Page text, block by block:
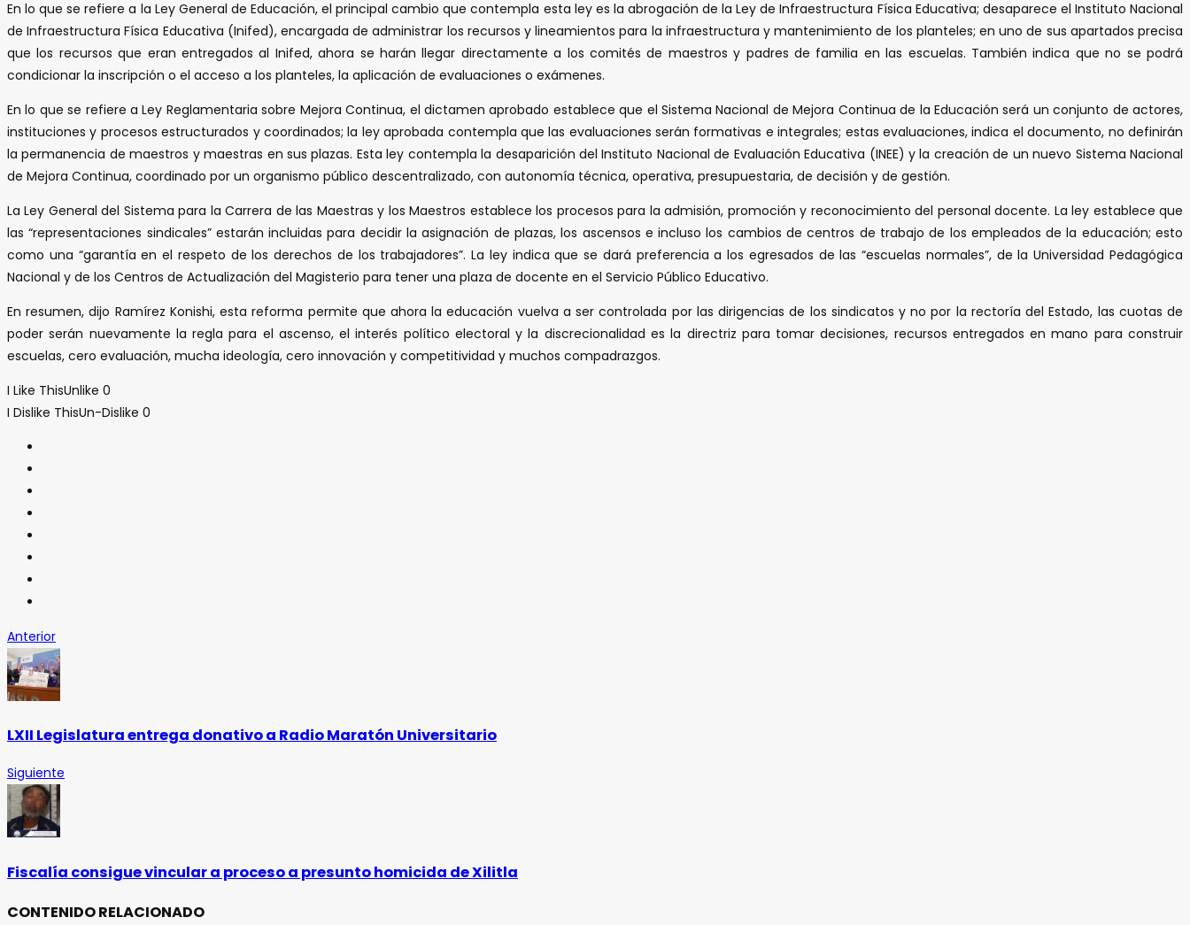
En lo que se refiere a la Ley General de Educación, el principal cambio que contempla esta ley es la abrogación de la Ley de Infraestructura Física Educativa; desaparece el Instituto Nacional
de Infraestructura Física Educativa (Inifed), encargada de administrar los recursos y lineamientos para la infraestructura y mantenimiento de los planteles; en uno de sus apartados precisa
que los recursos que eran entregados al Inifed, ahora se harán llegar directamente a los comités de maestros y padres de familia en las escuelas. También indica que no se podrá
condicionar la inscripción o el acceso a los planteles, la aplicación de evaluaciones o exámenes.
En lo que se refiere a Ley Reglamentaria sobre Mejora Continua, el dictamen aprobado establece que el Sistema Nacional de Mejora Continua de la Educación será un conjunto de actores,
instituciones y procesos estructurados y coordinados; la ley aprobada contempla que las evaluaciones serán formativas e integrales; estas evaluaciones, indica el documento, no definirán
la permanencia de maestros y maestras en sus plazas. Esta ley contempla la desaparición del Instituto Nacional de Evaluación Educativa (INEE) y la creación de un nuevo Sistema Nacional
de Mejora Continua, coordinado por un organismo público descentralizado, con autonomía técnica, operativa, presupuestaria, de decisión y de gestión.
La Ley General del Sistema para la Carrera de las Maestras y los Maestros establece los procesos para la admisión, promoción y reconocimiento del personal docente. La ley establece que
las “representaciones sindicales” estarán incluidas para decidir la asignación de plazas, los ascensos e incluso los cambios de centros de trabajo de los empleados de la educación; esto
como una “garantía en el respeto de los derechos de los trabajadores”. La ley indica que se dará preferencia a los egresados de las “escuelas normales”, de la Universidad Pedagógica
Nacional y de los Centros de Actualización del Magisterio para tener una plaza de docente en el Servicio Público Educativo.
En resumen, dijo Ramírez Konishi, esta reforma permite que ahora la educación vuelva a ser controlada por las dirigencias de los sindicatos y no por la rectoría del Estado, las cuotas de
poder serán nuevamente la regla para el ascenso, el interés político electoral y la discrecionalidad es la directriz para tomar decisiones, recursos entregados en mano para construir
escuelas, cero evaluación, mucha ideología, cero innovación y competitividad y muchos compadrazgos.
I Like ThisUnlike 0
I Dislike ThisUn-Dislike 0
Anterior
LXII Legislatura entrega donativo a Radio Maratón Universitario
Siguiente
Fiscalía consigue vincular a proceso a presunto homicida de Xilitla
CONTENIDO RELACIONADO